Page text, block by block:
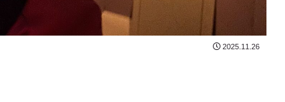
2025.11.26